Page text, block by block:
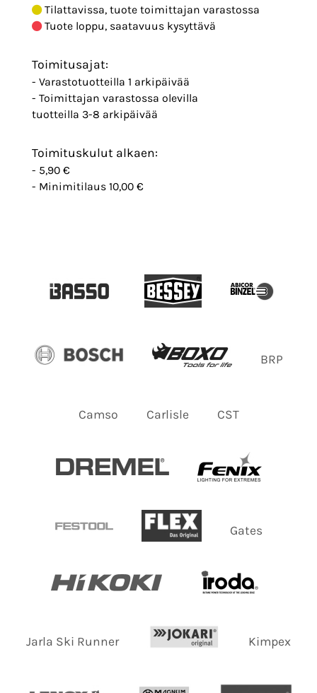
Tilattavissa, tuote toimittajan varastossa
Tuote loppu, saatavuus kysyttävä
Toimitusajat:
- Varastotuotteilla 1 arkipäivää
- Toimittajan varastossa olevilla
tuotteilla 3-8 arkipäivää
Toimituskulut alkaen:
- 5,90 €
- Minimitilaus 10,00 €
BRP
Camso Carlisle CST
Gates
Jarla Ski Runner Kimpex